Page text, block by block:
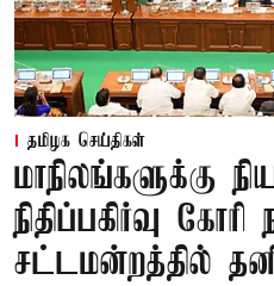
தமிழக செய்திகள்
மாநிலங்களுக்கு
நிதிப்பகிர்வு
சட்டமன்றத்தில்